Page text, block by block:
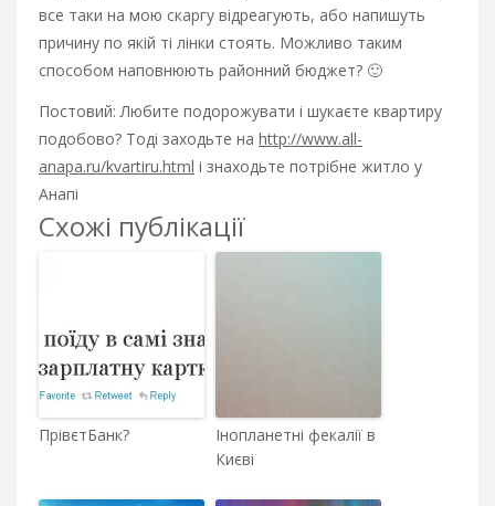
все таки на мою скаргу відреагують, або напишуть
причину по якій ті лінки стоять. Можливо таким
способом наповнюють районний бюджет? 🙂
Постовий: Любите подорожувати і шукаєте квартиру
подобово? Тоді заходьте на http://www.all-
anapa.ru/kvartiru.html і знаходьте потрібне житло у
Анапі
Схожі публікації
ПрівєтБанк?
Інопланетні фекалії в
Києві